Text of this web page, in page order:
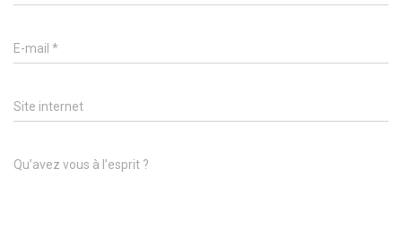
E-mail *
Site internet
Qu’avez vous à l’esprit ?